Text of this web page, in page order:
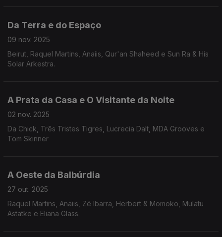
Da Terra e do Espaço
09 nov. 2025
Beirut, Raquel Martins, Anaiis, Qur'an Shaheed e Sun Ra & His
Solar Arkestra.
A Prata da Casa e O Visitante da Noite
02 nov. 2025
Da Chick, Três Tristes Tigres, Lucrecia Dalt, MDA Grooves e
Tom Skinner
A Oeste da Balbúrdia
27 out. 2025
Raquel Martins, Anaiis, Zé Ibarra, Herbert & Momoko, Mulatu
Astatke e Eliana Glass.